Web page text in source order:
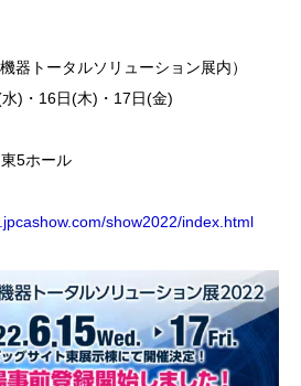
器トータルソリューション展内）
)・16日(木)・17日(金)
5ホール
show2022/index.html